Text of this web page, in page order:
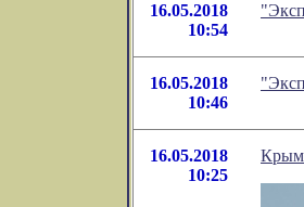
16.05.2018
10:54
16.05.2018
10:46
16.05.2018
10:25